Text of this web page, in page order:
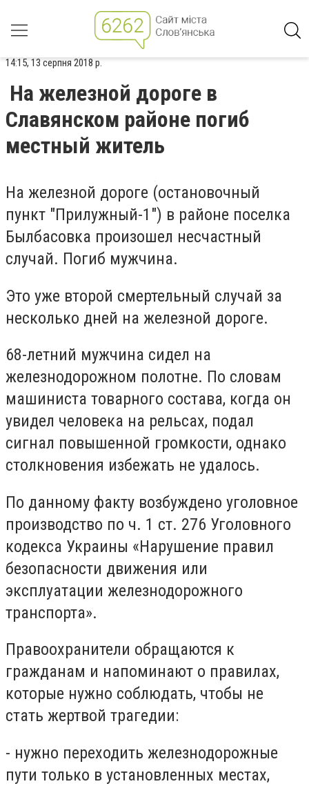
14:15, 13 серпня 2018 р.
На железной дороге в
Славянском районе погиб
местный житель
На железной дороге (остановочный
пункт "Прилужный-1") в районе поселка
Былбасовка произошел несчастный
случай. Погиб мужчина.
Это уже второй смертельный случай за
несколько дней на железной дороге.
68-летний мужчина сидел на
железнодорожном полотне. По словам
машиниста товарного состава, когда он
увидел человека на рельсах, подал
сигнал повышенной громкости, однако
столкновения избежать не удалось.
По данному факту возбуждено уголовное
производство по ч. 1 ст. 276 Уголовного
кодекса Украины «Нарушение правил
безопасности движения или
эксплуатации железнодорожного
транспорта».
Правоохранители обращаются к
гражданам и напоминают о правилах,
которые нужно соблюдать, чтобы не
стать жертвой трагедии:
- нужно переходить железнодорожные
пути только в установленных местах,